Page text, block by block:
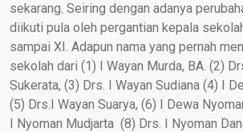
sekarang. Seiring dengan adanya
diikuti pula oleh pergantian kepala
sampai XI. Adapun nama yang pernah
sekolah dari (1) I Wayan Murda, BA. (2)
Sukerata, (3) Drs. I Wayan Sudiana (4) I
(5) Drs.I Wayan Suarya, (6) I Dewa
I Nyoman Mudjarta (8) Drs. I Nyoman